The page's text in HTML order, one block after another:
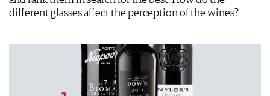
different glasses affect the perception of the wines?